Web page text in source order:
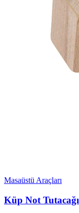
Masaüstü Araçları
Küp Not Tutacağı